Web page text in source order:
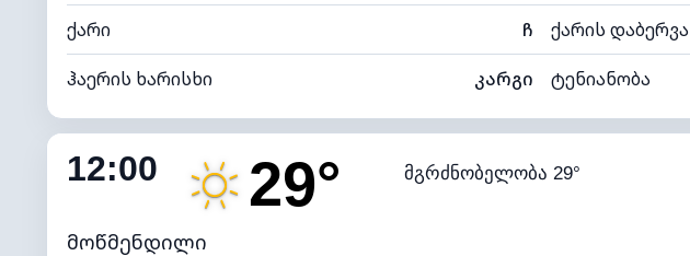
ქარი ჩ ქარის დაბერვა
ჰაერის ხარისხი კარგი ტენიანობა
შიდა ტენიანობა 49% (კომფორტული) ღრუბლიანობა
ნამის წერტილი 16°C ხილვადობა
განათების ინდექსი
12:00 29° მგრძნობელობა 29°
მოწმენდილი